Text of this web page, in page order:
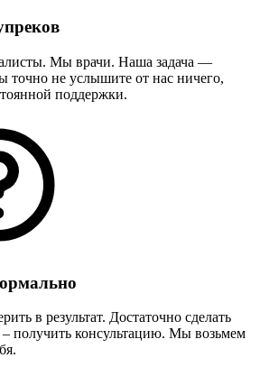
Мы врачи. Наша задача —
точно не услышите от нас ничего,
поддержки.
в результат. Достаточно сделать
получить консультацию. Мы возьмем